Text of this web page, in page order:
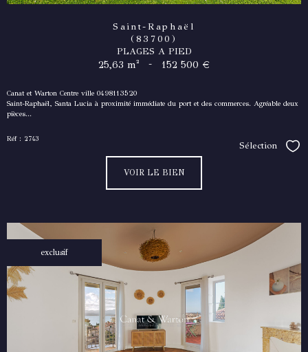
Saint-Raphaël
(83700)
PLAGES A PIED
25,63 m² - 152 500 €
Canat et Warton Centre ville 0498113520
Saint-Raphaël, Santa Lucia à proximité immédiate du port et des commerces. Agréable deux
pièces...
Réf : 2743
Sélection
VOIR LE BIEN
exclusif